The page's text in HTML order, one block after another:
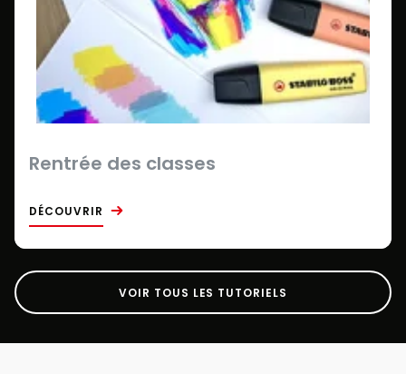
Rentrée des classes
DÉCOUVRIR
VOIR TOUS LES TUTORIELS